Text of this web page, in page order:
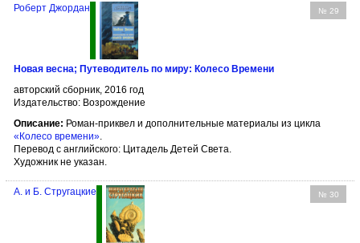
№ 29
Роберт Джордан
Новая весна; Путеводитель по миру: Колесо Времени
авторский сборник, 2016 год
Издательство: Возрождение
Описание: Роман-приквел и дополнительные материалы из цикла
«Колесо времени».
Перевод с английского: Цитадель Детей Света.
Художник не указан.
№ 30
А. и Б. Стругацкие